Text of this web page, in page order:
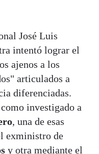
José Luis
intentó lograr el
ajenos a los
articulados a
diferenciadas.
investigado a
, una de esas
exministro de
y otra mediante el